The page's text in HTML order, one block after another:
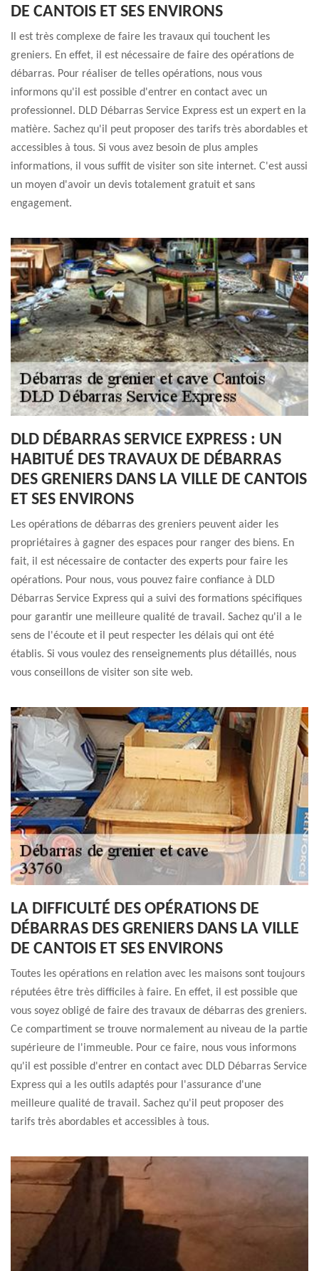
DE CANTOIS ET SES ENVIRONS
Il est très complexe de faire les travaux qui touchent les
greniers. En effet, il est nécessaire de faire des opérations de
débarras. Pour réaliser de telles opérations, nous vous
informons qu'il est possible d'entrer en contact avec un
professionnel. DLD Débarras Service Express est un expert en la
matière. Sachez qu'il peut proposer des tarifs très abordables et
accessibles à tous. Si vous avez besoin de plus amples
informations, il vous suffit de visiter son site internet. C'est aussi
un moyen d'avoir un devis totalement gratuit et sans
engagement.
DLD DÉBARRAS SERVICE EXPRESS : UN
HABITUÉ DES TRAVAUX DE DÉBARRAS
DES GRENIERS DANS LA VILLE DE CANTOIS
ET SES ENVIRONS
Les opérations de débarras des greniers peuvent aider les
propriétaires à gagner des espaces pour ranger des biens. En
fait, il est nécessaire de contacter des experts pour faire les
opérations. Pour nous, vous pouvez faire confiance à DLD
Débarras Service Express qui a suivi des formations spécifiques
pour garantir une meilleure qualité de travail. Sachez qu'il a le
sens de l'écoute et il peut respecter les délais qui ont été
établis. Si vous voulez des renseignements plus détaillés, nous
vous conseillons de visiter son site web.
LA DIFFICULTÉ DES OPÉRATIONS DE
DÉBARRAS DES GRENIERS DANS LA VILLE
DE CANTOIS ET SES ENVIRONS
Toutes les opérations en relation avec les maisons sont toujours
réputées être très difficiles à faire. En effet, il est possible que
vous soyez obligé de faire des travaux de débarras des greniers.
Ce compartiment se trouve normalement au niveau de la partie
supérieure de l'immeuble. Pour ce faire, nous vous informons
qu'il est possible d'entrer en contact avec DLD Débarras Service
Express qui a les outils adaptés pour l'assurance d'une
meilleure qualité de travail. Sachez qu'il peut proposer des
tarifs très abordables et accessibles à tous.